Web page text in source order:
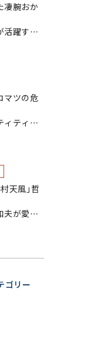
凄腕おか
活躍する
マツの危
ィティの
天風」哲
が愛読、
ゴリー